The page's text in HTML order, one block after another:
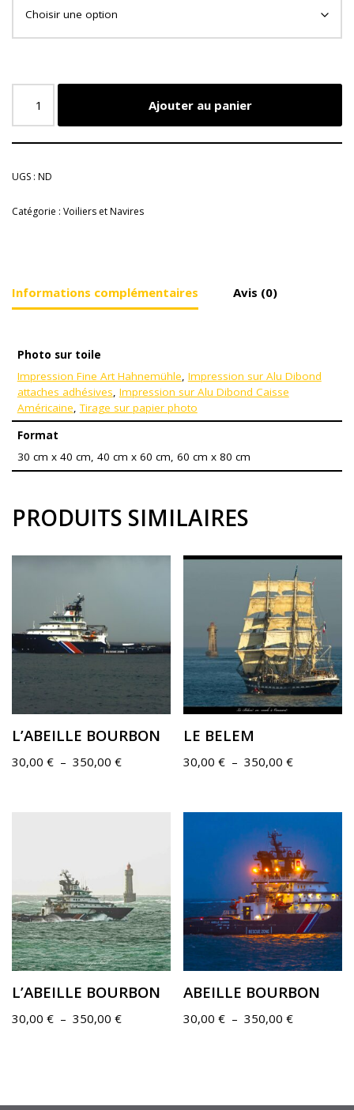
Ajouter au panier
UGS : ND
Catégorie : Voiliers et Navires
Informations complémentaires Avis (0)
Photo sur toile
Impression Fine Art Hahnemühle Impression sur Alu Dibond
attaches adhésives Impression sur Alu Dibond Caisse
Américaine ,Tirage sur papier photo
Format
30 cm x 40 cm, 40 cm x 60 cm, 60 cm x 80 cm
PRODUITS SIMILAIRES
L’ABEILLE BOURBON
30,00 € – 350,00 €
LE BELEM
30,00€ – 350,00€
L’ABEILLE BOURBON
30,00 € – 350,00 €
ABEILLE BOURBON
30,00€ – 350,00€